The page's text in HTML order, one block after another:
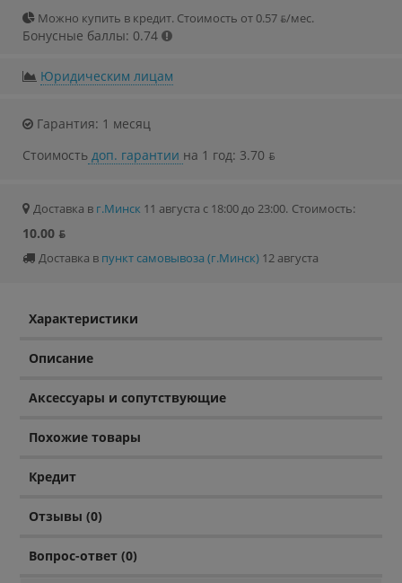
Можно купить в кредит. Стоимость от 0.57 ƃ/мec.
Бонусные баллы: 0.74
Юридическим лицам
Гарантия: 1 месяц
Стоимость доп. гарантии на 1 год: 3.70 ƃ
Доставка в г.Минск 11 августа с 18:00 до 23:00. Стоимость:
10.00 ƃ
Доставка в пункт самовывоза (г.Минск) 12 августа
Характеристики
Описание
Аксессуары и сопутствующие
Похожие товары
Кредит
Отзывы (0)
Вопрос-ответ (0)